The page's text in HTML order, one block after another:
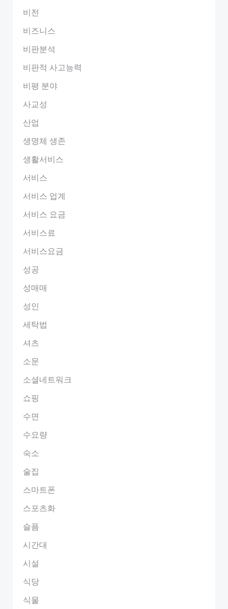
비전
비즈니스
비판분석
비판적 사고능력
비평 분야
사교성
산업
생명체 생존
생활서비스
서비스
서비스 업계
서비스 요금
서비스료
서비스요금
성공
성매매
성인
세탁법
셔츠
소문
소셜네트워크
쇼핑
수면
수요량
숙소
술집
스마트폰
스포츠화
슬픔
시간대
시설
식당
식물